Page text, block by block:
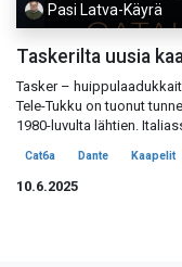
Pasi Latva-Käyrä
Taskerilta uusia
Tasker –
Tele-Tukku on tuonut
1980-luvulta lähtien.
Cat6a Dante Kaapelit
10.6.2025